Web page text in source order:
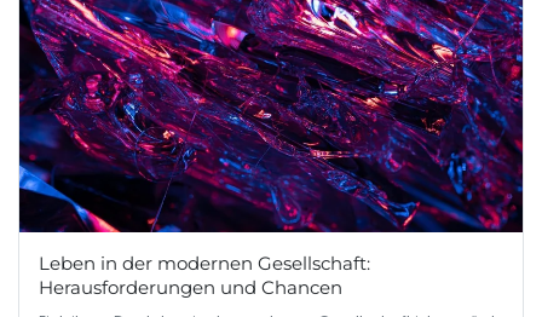
Leben in der modernen Gesellschaft:
Herausforderungen und Chancen